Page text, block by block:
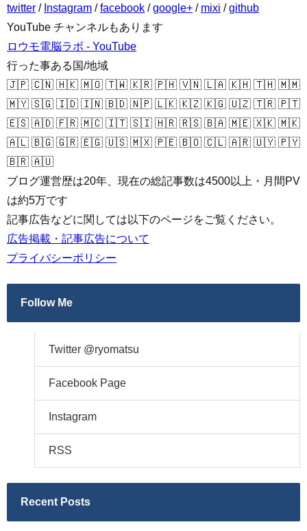
twitter / Instagram /facebook /google+ / mixi /github
YouTube チャンネルもあります
ロウモ電脳ラボ - YouTube
行った事ある国/地域
🇯🇵 🇨🇳 🇭🇰 🇲🇴 🇹🇼 🇰🇷 🇵🇭 🇻🇳 🇱🇦 🇰🇭 🇹🇭 🇲🇲
🇲🇾 🇸🇬 🇮🇩 🇮🇳 🇧🇩 🇳🇵 🇱🇰 🇰🇿 🇰🇬 🇺🇿 🇹🇷 🇵🇹
🇪🇸 🇦🇩 🇫🇷 🇲🇨 🇮🇹 🇸🇮 🇭🇷 🇷🇸 🇧🇦 🇲🇪 🇽🇰 🇲🇰
🇦🇱 🇧🇬 🇬🇷 🇪🇬 🇺🇸 🇲🇽 🇵🇪 🇧🇴 🇨🇱 🇦🇷 🇺🇾 🇵🇾
🇧🇷 🇦🇺
ブログ運営歴は20年、現在の総記事数は4500以上・月間PV
は約5万です
記事広告などに関しては以下のページをご覧ください。
広告掲載・記事広告について
プライバシーポリシー
Follow Me
Twitter @ryomatsu
Facebook Page
Instagram
RSS
Recent Posts